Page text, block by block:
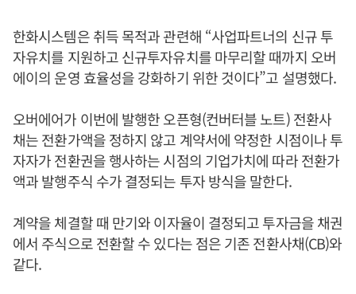
한화시스템은 취득 목적과 관련해 “사업파트너의 신규 투
자유치를 지원하고 신규투자유치를 마무리할 때까지 오버
에이의 운영 효율성을 강화하기 위한 것이다”고 설명했다.
오버에어가 이번에 발행한 오픈형(컨버터블 노트) 전환사
채는 전환가액을 정하지 않고 계약서에 약정한 시점이나 투
자자가 전환권을 행사하는 시점의 기업가치에 따라 전환가
액과 발행주식 수가 결정되는 투자 방식을 말한다.
계약을 체결할 때 만기와 이자율이 결정되고 투자금을 채권
에서 주식으로 전환할 수 있다는 점은 기존 전환사채(CB)와
같다.